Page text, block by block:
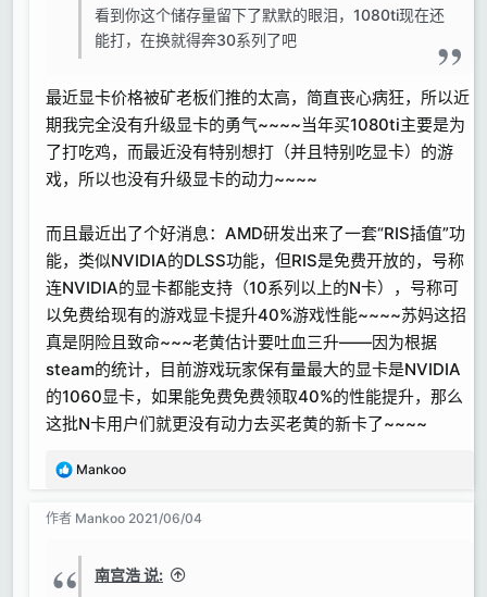
一个intel的SATA的1T固态硬盘分了两个区，其中
200G用来装工程文件（不定期做备份）剩下给另一个
区的用来装VST插件。
四个1T的三星PM961固态硬盘用一张阵列卡插在PCI-
E插槽上以“带区卷”的形式合并为一个分区，用来跑采
样音色库。
一个2T的海康威视C2000PRO固态硬盘（初代紫光芯
片的）用来存放游戏、音乐、电影之类的娱乐项目（这
不够了就把它转正）
两个2T的机械硬盘用来备份工程文件（机子里插一
个，柜子里存一个）
两个10T的机械硬盘用来备份各种安装文件、音色库、
以及其他重要资料（机子里插一个，柜子里存一个）
还有一个濒临死亡的1T机械硬盘（检测软件已经黄标
报警），做了一个“杂务区”，用来扔那些QQ、微信、
迅雷等等各种软件的杂七杂八的缓存文件夹，各种下载
的东西也都用这个硬盘下载，下载完了再挪到该去的地
方。总之都是不重要的、临时性的垃圾文件。这个硬盘
索泰1080ti mini 打游戏的~~~大概还能再战一阵子
~~~~
看到你这个储存量留下了默默的眼泪，1080ti现在还
能打，在换就得奔30系列了吧
最近显卡价格被矿老板们推的太高，简直丧心病狂，所以近
期我完全没有升级显卡的勇气~~~~当年买1080ti主要是为
了打吃鸡，而最近没有特别想打（并且特别吃显卡）的游
戏，所以也没有升级显卡的动力~~~~
而且最近出了个好消息：AMD研发出来了一套“RIS插值”功
能，类似NVIDIA的DLSS功能，但RIS是免费开放的，号称
连NVIDIA的显卡都能支持（10系列以上的N卡），号称可
以免费给现有的游戏显卡提升40%游戏性能~~~~苏妈这招
真是阴险且致命~~~老黄估计要吐血三升——因为根据
steam的统计，目前游戏玩家保有量最大的显卡是NVIDIA
的1060显卡，如果能免费免费领取40%的性能提升，那么
这批N卡用户们就更没有动力去买老黄的新卡了~~~~
反Mankoo
作者 Mankoo 2021/06/04
南宫浩 说: